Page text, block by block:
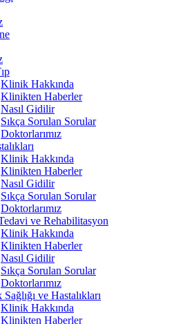
Klinik Hakkında
Klinikten Haberler
Nasıl Gidilir
Sıkça Sorulan Sorular
Doktorlarımız
Klinik Hakkında
Klinikten Haberler
Nasıl Gidilir
Sıkça Sorulan Sorular
Doktorlarımız
ve Rehabilitasyon
Klinik Hakkında
Klinikten Haberler
Nasıl Gidilir
Sıkça Sorulan Sorular
Doktorlarımız
ve Hastalıkları
Klinik Hakkında
Klinikten Haberler